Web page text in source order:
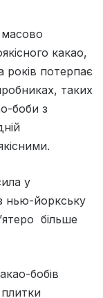
какао,
років потерпає
таких
боби з
у
нью-йоркську
більше
бобів